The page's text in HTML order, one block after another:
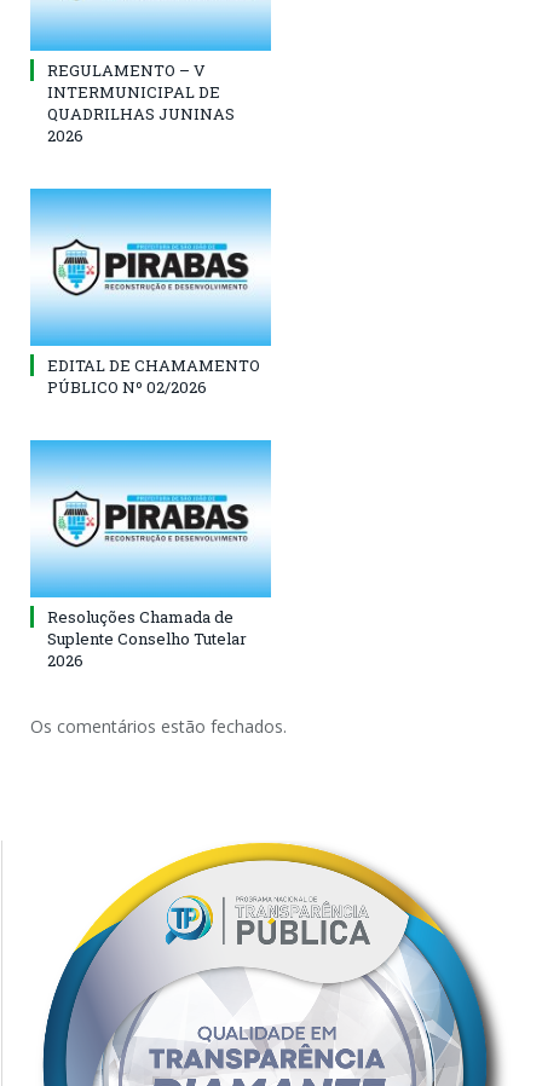
REGULAMENTO – V
INTERMUNICIPAL DE
QUADRILHAS JUNINAS
2026
EDITAL DE CHAMAMENTO
PÚBLICO Nº 02/2026
Resoluções Chamada de
Suplente Conselho Tutelar
2026
Os comentários estão fechados.